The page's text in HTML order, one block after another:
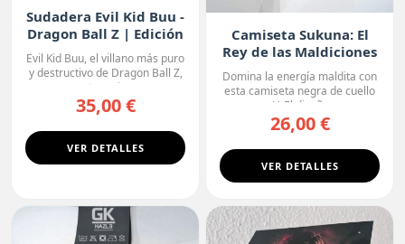
Sudadera Evil Kid Buu -
Dragon Ball Z | Edición
Oscura
Evil Kid Buu, el villano más puro
y destructivo de Dragon Ball Z,
protagoniza...
35,00 €
VER DETALLES
Camiseta Sukuna: El
Rey de las Maldiciones
Domina la energía maldita con
esta camiseta negra de cuello
en V. El diseño r...
26,00 €
VER DETALLES